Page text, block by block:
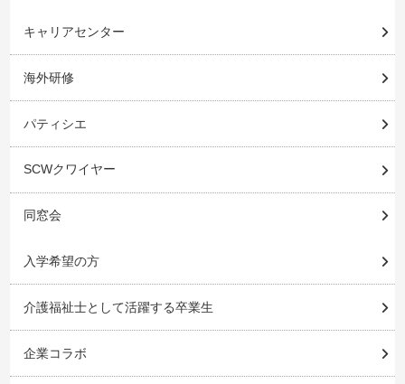
キャリアセンター
海外研修
パティシエ
SCWクワイヤー
同窓会
入学希望の方
介護福祉士として活躍する卒業生
企業コラボ